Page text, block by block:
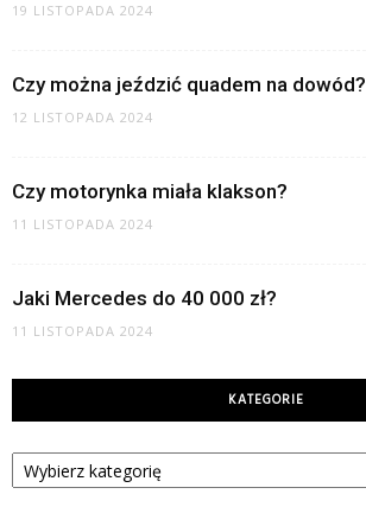
19 LISTOPADA 2024
Czy można jeździć quadem na dowód?
12 LISTOPADA 2024
Czy motorynka miała klakson?
11 LISTOPADA 2024
Jaki Mercedes do 40 000 zł?
11 LISTOPADA 2024
KATEGORIE
Kategorie